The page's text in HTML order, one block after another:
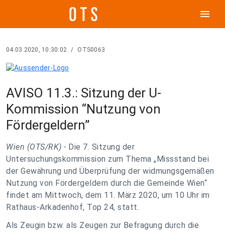
menu
04.03.2020, 10:30:02 / OTS0063
AVISO 11.3.: Sitzung der U-
Kommission “Nutzung von
Fördergeldern”
Wien (OTS/RK) - Die 7. Sitzung der
Untersuchungskommission zum Thema „Missstand bei
der Gewährung und Überprüfung der widmungsgemäßen
Nutzung von Fördergeldern durch die Gemeinde Wien“
findet am Mittwoch, dem 11. März 2020, um 10 Uhr im
Rathaus-Arkadenhof, Top 24, statt.
Als Zeugin bzw. als Zeugen zur Befragung durch die